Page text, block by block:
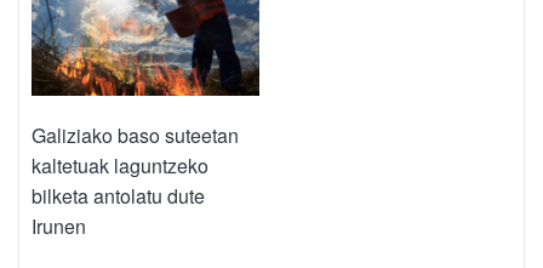
Galiziako baso suteetan
kaltetuak laguntzeko
bilketa antolatu dute
Irunen